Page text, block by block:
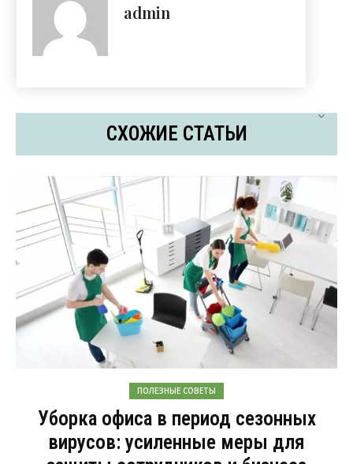
admin
СХОЖИЕ СТАТЬИ
ПОЛЕЗНЫЕ СОВЕТЫ
Уборка офиса в период сезонных
вирусов: усиленные меры для